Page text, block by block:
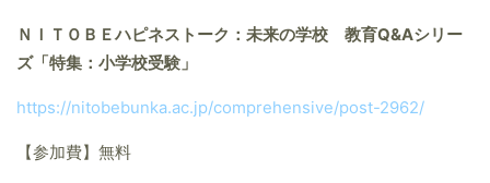
ＮＩＴＯＢＥハピネストーク：未来の学校 教育Q&Aシリー
ズ「特集：小学校受験」
https://nitobebunka.ac.jp/comprehensive/post-2962/
【参加費】無料